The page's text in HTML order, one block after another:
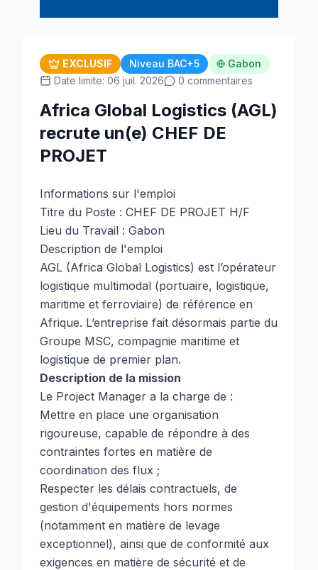
EXCLUSIF Niveau BAC+5
Gabon
Date limite: 06 juil. 2026
0 commentaires
Africa Global Logistics (AGL)
recrute un(e) CHEF DE
PROJET
Informations sur l'emploi
Titre du Poste : CHEF DE PROJET H/F
Lieu du Travail : Gabon
Description de l'emploi
AGL (Africa Global Logistics) est l’opérateur
logistique multimodal (portuaire, logistique,
maritime et ferroviaire) de référence en
Afrique. L’entreprise fait désormais partie du
Groupe MSC, compagnie maritime et
logistique de premier plan.
Description de la mission
Le Project Manager a la charge de :
Mettre en place une organisation
rigoureuse, capable de répondre à des
contraintes fortes en matière de
coordination des flux ;
Respecter les délais contractuels, de
gestion d'équipements hors normes
(notamment en matière de levage
exceptionnel), ainsi que de conformité aux
exigences en matière de sécurité et de